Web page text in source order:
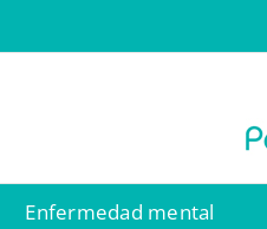
Enfermedad mental